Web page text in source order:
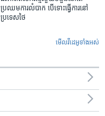
ប្រឈមការលំបាក បើទោះធ្វើការនៅ
ប្រទេសថៃ
មើល​វីដេអូ​ទាំង​អស់